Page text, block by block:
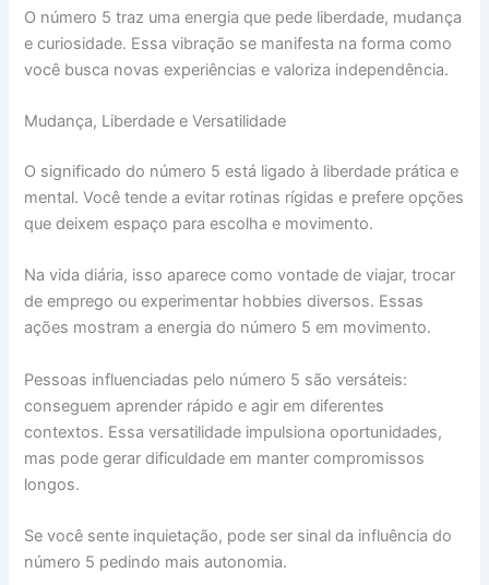
O número 5 traz uma energia que pede liberdade, mudança
e curiosidade. Essa vibração se manifesta na forma como
você busca novas experiências e valoriza independência.
Mudança, Liberdade e Versatilidade
O significado do número 5 está ligado à liberdade prática e
mental. Você tende a evitar rotinas rígidas e prefere opções
que deixem espaço para escolha e movimento.
Na vida diária, isso aparece como vontade de viajar, trocar
de emprego ou experimentar hobbies diversos. Essas
ações mostram a energia do número 5 em movimento.
Pessoas influenciadas pelo número 5 são versáteis:
conseguem aprender rápido e agir em diferentes
contextos. Essa versatilidade impulsiona oportunidades,
mas pode gerar dificuldade em manter compromissos
longos.
Se você sente inquietação, pode ser sinal da influência do
número 5 pedindo mais autonomia.